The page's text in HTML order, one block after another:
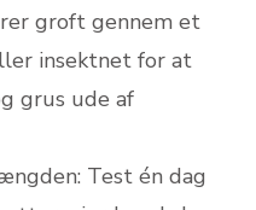
groft gennem et
insektnet for at
grus ude af
Test én dag